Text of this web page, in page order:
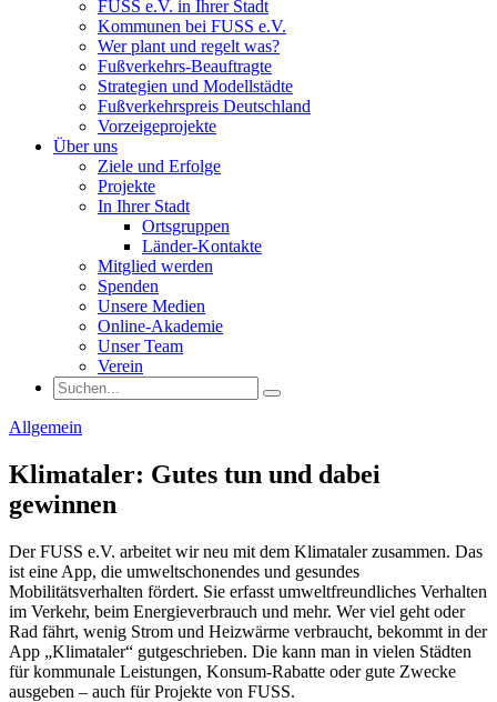
FUSS e.V. in Ihrer Stadt
Kommunen bei FUSS e.V.
Wer plant und regelt was?
Fußverkehrs-Beauftragte
Strategien und Modellstädte
Fußverkehrspreis Deutschland
Vorzeigeprojekte
Über uns
Ziele und Erfolge
Projekte
In Ihrer Stadt
Ortsgruppen
Länder-Kontakte
Mitglied werden
Spenden
Unsere Medien
Online-Akademie
Unser Team
Verein
Allgemein
Klimataler: Gutes tun und dabei
gewinnen
Der FUSS e.V. arbeitet wir neu mit dem Klimataler zusammen. Das
ist eine App, die umweltschonendes und gesundes
Mobilitätsverhalten fördert. Sie erfasst umweltfreundliches Verhalten
im Verkehr, beim Energieverbrauch und mehr. Wer viel geht oder
Rad fährt, wenig Strom und Heizwärme verbraucht, bekommt in der
App „Klimataler“ gutgeschrieben. Die kann man in vielen Städten
für kommunale Leistungen, Konsum-Rabatte oder gute Zwecke
ausgeben – auch für Projekte von FUSS.